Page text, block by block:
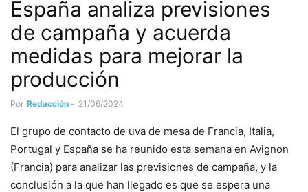
España analiza previsiones
de campaña y acuerda
medidas para mejorar la
producción
Por Redacción - 21/06/2024
El grupo de contacto de uva de mesa de Francia, Italia,
Portugal y España se ha reunido esta semana en Avignon
(Francia) para analizar las previsiones de campaña, y la
conclusión a la que han llegado es que se espera una